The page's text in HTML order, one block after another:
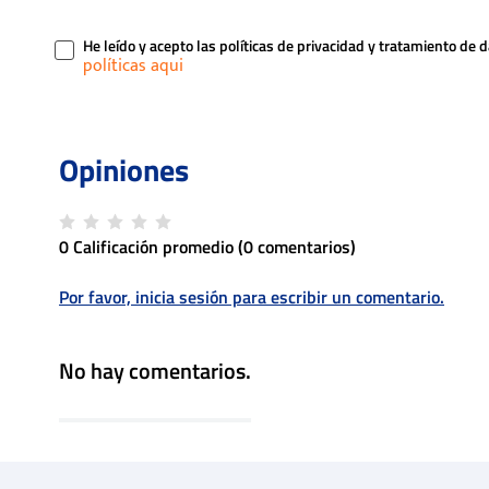
He leído y acepto las políticas de privacidad y tratamiento de
0 Calificación promedio(0 comentarios)
Por favor, inicia sesión para escribir un comentario.
No hay comentarios.